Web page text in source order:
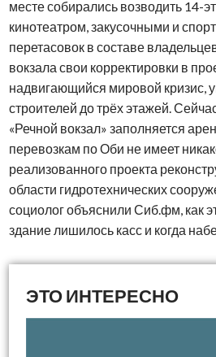
месте собирались возводить 14-
кинотеатром, закусочными и
перетасовок в составе
вокзала свои корректировки в
надвигающийся мировой кризис,
строителей до трёх этажей.
«Речной вокзал» заполняется
перевозкам по Оби не имеет
реализованного проекта
области гидротехнических
социолог объяснили Сиб.фм, как
здание лишилось касс и когда